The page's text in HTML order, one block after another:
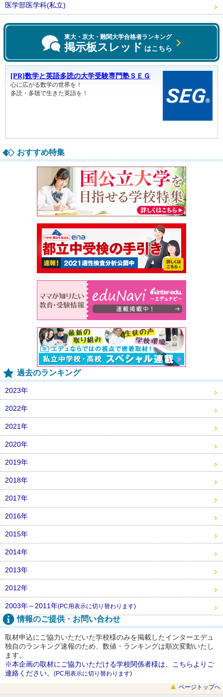
医学部医学科(私立)
東大・京大・難関大学合格者ランキング
掲示板スレッド はこちら
おすすめ特集
過去のランキング
2023年
2022年
2021年
2020年
2019年
2018年
2017年
2016年
2015年
2014年
2013年
2012年
2003年～2011年(PC用表示に切り替わります)
情報のご提供・お問い合わせ
取材申込にご協力いただいた学校様のみを掲載したインターエデュ
独自のランキング速報のため、数値・ランキングは順次変動いたし
ます。
※本企画の取材にご協力いただける学校関係者様は、こちらよりご
連絡ください。 (PC用表示に切り替わります)
ページトップへ